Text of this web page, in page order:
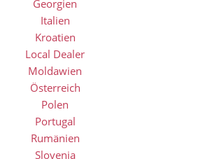
Georgien
Italien
Kroatien
Local Dealer
Moldawien
Österreich
Polen
Portugal
Rumänien
Slovenia